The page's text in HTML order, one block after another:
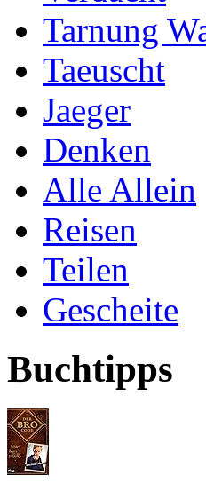
Tarnung
Taeuscht
Jaeger
Denken
Alle Allein
Reisen
Teilen
Gescheite
Buchtipps